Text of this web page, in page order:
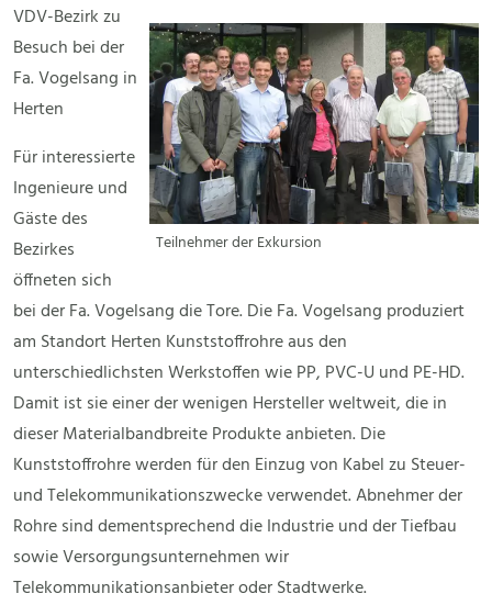
Teilnehmer der Exkursion
VDV-Bezirk zu
Besuch bei der
Fa. Vogelsang in
Herten
Für interessierte
Ingenieure und
Gäste des
Bezirkes
öffneten sich
bei der Fa. Vogelsang die Tore. Die Fa. Vogelsang produziert
am Standort Herten Kunststoffrohre aus den
unterschiedlichsten Werkstoffen wie PP, PVC-U und PE-HD.
Damit ist sie einer der wenigen Hersteller weltweit, die in
dieser Materialbandbreite Produkte anbieten. Die
Kunststoffrohre werden für den Einzug von Kabel zu Steuer-
und Telekommunikationszwecke verwendet. Abnehmer der
Rohre sind dementsprechend die Industrie und der Tiefbau
sowie Versorgungsunternehmen wir
Telekommunikationsanbieter oder Stadtwerke.